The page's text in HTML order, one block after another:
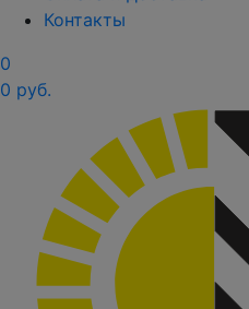
Контакты
0
0 руб.